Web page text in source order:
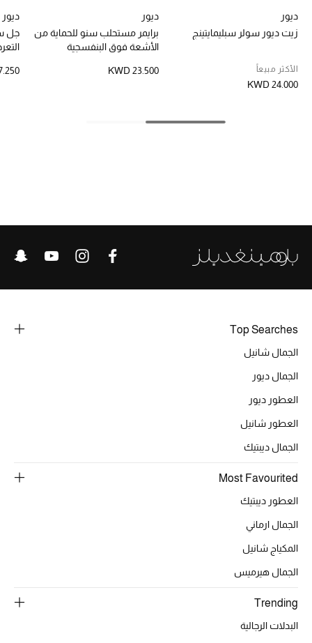
تسوقوا الحقائب
أحذية مختارة
الجديد في عالم الجمال
العطور
مكتشف العطور
ديور
زيت ديور سولر سبليمايتينج
الأكثر مبيعاً
KWD 24.000
ديور
برايمر مستحلب سنو للحماية من
الأشعة فوق البنفسجية
KWD 23.500
ديور
جل
Top Searches
الجمال شانيل
الجمال ديور
العطور ديور
العطور شانيل
الجمال ديبتيك
Most Favourited
العطور ديبتيك
الجمال ارماني
المكياج شانيل
الجمال هيرميس
Trending
البدلات الرجالية